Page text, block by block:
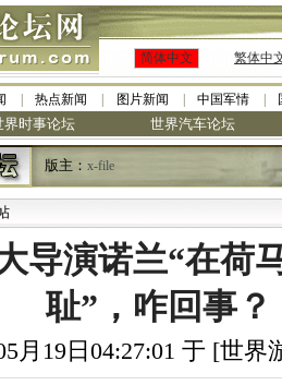
简体中文 繁体中
热点新闻 图片新闻 中国军情
界时事论坛 世界汽车论坛
版主： x-file
导演诺兰“在荷
耻”，咋回事？
月19日04:27:01 于 [世